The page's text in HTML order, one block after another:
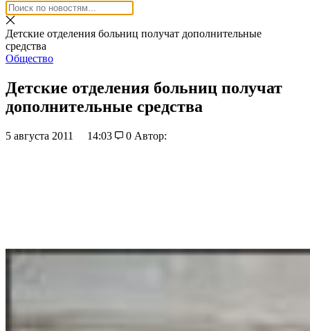
Детские отделения больниц получат дополнительные
средства
Общество
Детские отделения больниц получат
дополнительные средства
5 августа 2011 14:03 0 Автор: